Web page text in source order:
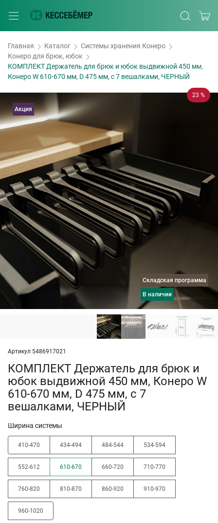
Главная Каталог
Системы хранения Конеро
Конеро для брюк, юбок
КОМПЛЕКТ Держатель для брюк и юбок выдвижной 450 мм,
Конеро W 610-670 мм, D 475 мм, с 7 вешалками, ЧЕРНЫЙ
23 %
Складская программа
в наличии
Акция
Артикул 5486917021
КОМПЛЕКТ Держатель для брюк и
юбок выдвижной 450 мм, Конеро W
610-670 мм, D 475 мм, с 7
вешалками, ЧЕРНЫЙ
Ширина системы
410-470 434-494 484-544 534-594
552-612 610-670 660-720 710-770
760-820 810-870 860-920 910-970
960-1020